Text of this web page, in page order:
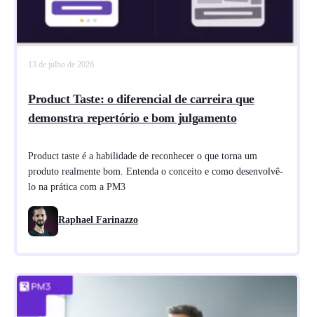
13 de julho de 2026
Product Taste: o diferencial de carreira que
demonstra repertório e bom julgamento
Product taste é a habilidade de reconhecer o que torna um
produto realmente bom. Entenda o conceito e como desenvolvê-
lo na prática com a PM3
Raphael Farinazzo